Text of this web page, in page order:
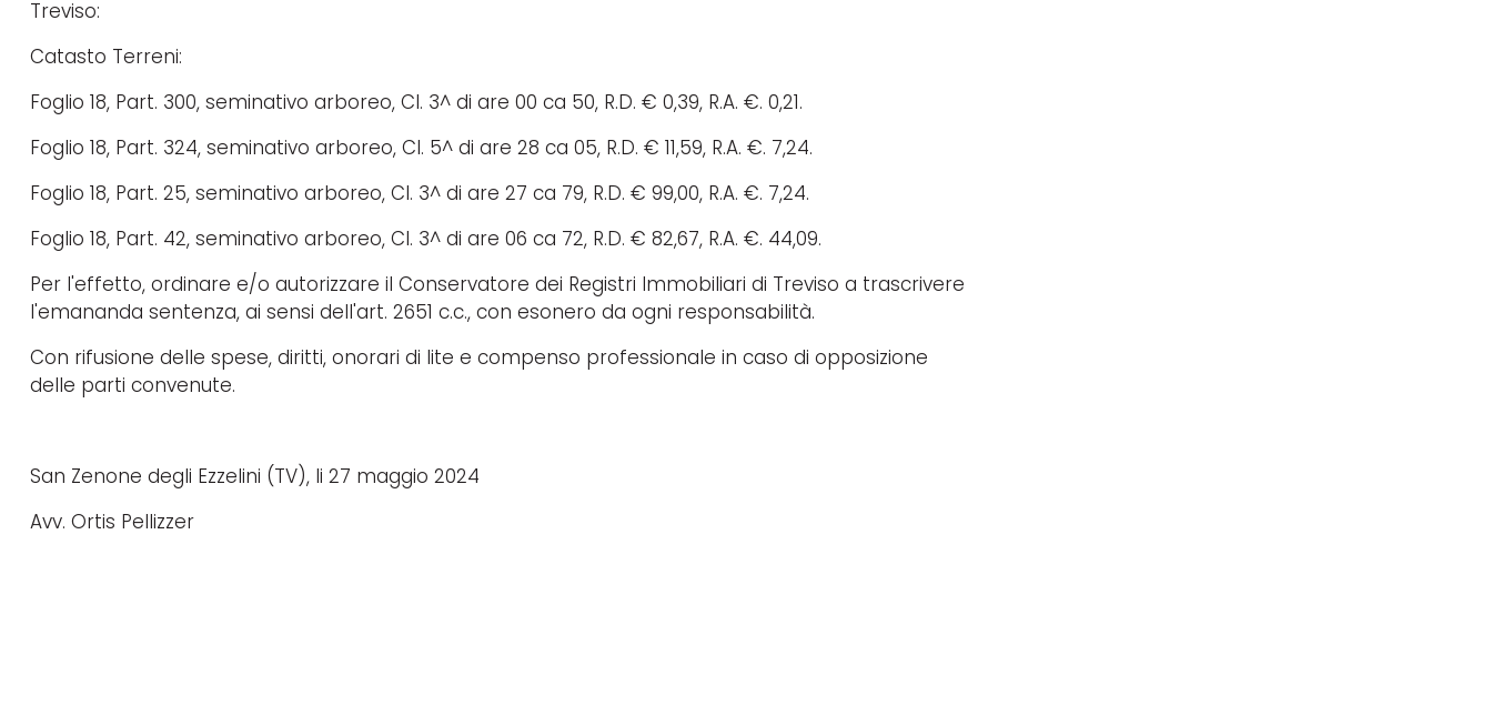
Treviso:
Catasto Terreni:
Foglio 18, Part. 300, seminativo arboreo, Cl. 3^ di are 00 ca 50, R.D. € 0,39, R.A. €. 0,21.
Foglio 18, Part. 324, seminativo arboreo, Cl. 5^ di are 28 ca 05, R.D. € 11,59, R.A. €. 7,24.
Foglio 18, Part. 25, seminativo arboreo, Cl. 3^ di are 27 ca 79, R.D. € 99,00, R.A. €. 7,24.
Foglio 18, Part. 42, seminativo arboreo, Cl. 3^ di are 06 ca 72, R.D. € 82,67, R.A. €. 44,09.
Per l'effetto, ordinare e/o autorizzare il Conservatore dei Registri Immobiliari di Treviso a trascrivere
l'emananda sentenza, ai sensi dell'art. 2651 c.c., con esonero da ogni responsabilità.
Con rifusione delle spese, diritti, onorari di lite e compenso professionale in caso di opposizione
delle parti convenute.
San Zenone degli Ezzelini (TV), li 27 maggio 2024
Avv. Ortis Pellizzer